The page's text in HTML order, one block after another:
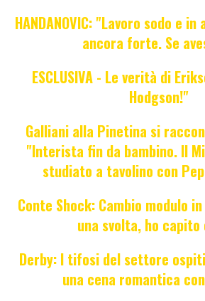
HANDANOVIC: "Lavoro sodo e
ancora forte. Se
ESCLUSIVA - Le verità di
Hodgson!"
Galliani alla Pinetina si
"Interista fin da bambino. Il
studiato a tavolino con
Conte Shock: Cambio modulo
una svolta, ho capito
Derby: I tifosi del settore
una cena romantica